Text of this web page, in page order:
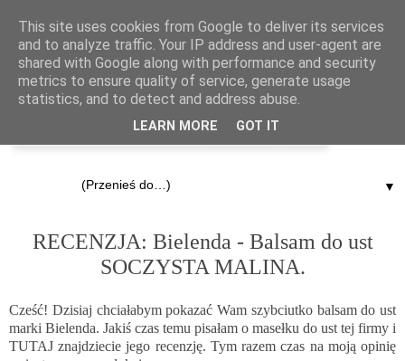
▼
RECENZJA: Bielenda - Balsam do ust
SOCZYSTA MALINA.
Cześć! Dzisiaj chciałabym pokazać Wam szybciutko balsam do ust
marki Bielenda. Jakiś czas temu pisałam o masełku do ust tej firmy i
TUTAJ znajdziecie jego recenzję. Tym razem czas na moją opinię
This site uses cookies from Google to deliver its services
and to analyze traffic. Your IP address and user-agent are
shared with Google along with performance and security
metrics to ensure quality of service, generate usage
statistics, and to detect and address abuse.
LEARN MORE GOT IT